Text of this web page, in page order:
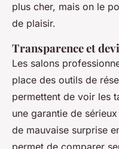
plus cher, mais on le
de plaisir.
Transparence et
Les salons
place des outils de
permettent de voir les
une garantie de
de mauvaise surprise